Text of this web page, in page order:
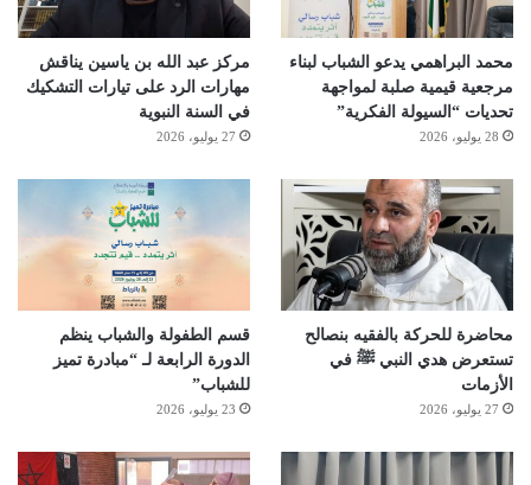
محمد البراهمي يدعو الشباب لبناء
مرجعية قيمية صلبة لمواجهة
تحديات “السيولة الفكرية”
28 يوليو، 2026
مركز عبد الله بن ياسين يناقش
مهارات الرد على تيارات التشكيك
في السنة النبوية
27 يوليو، 2026
محاضرة للحركة بالفقيه بنصالح
تستعرض هدي النبي ﷺ في
الأزمات
27 يوليو، 2026
قسم الطفولة والشباب ينظم
الدورة الرابعة لـ “مبادرة تميز
للشباب”
23 يوليو، 2026